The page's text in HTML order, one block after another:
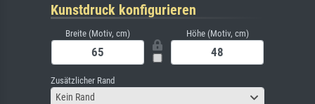
Kunstdruck konfigurieren
Breite (Motiv, cm) Höhe (Motiv, cm)
Zusätzlicher Rand
Kein Rand